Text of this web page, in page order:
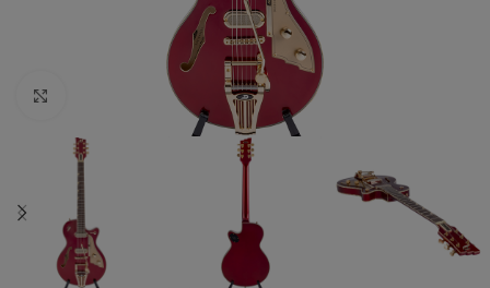
Zum vergrößern anklicken